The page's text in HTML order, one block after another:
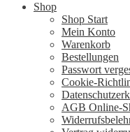
Shop
Shop Start
Mein Konto
Warenkorb
Bestellungen
Passwort
Cookie-
AGB Online-